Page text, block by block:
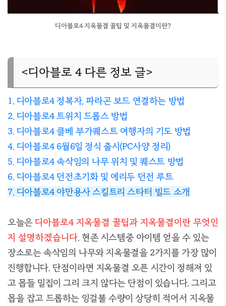
디아블로4 지옥물결 꿀팁 및 지옥물결이란?
<디아블로 4 다른 정보 글>
1. 디아블로4 정복자, 파라곤 보드 연결하는 방법
2. 디아블로4 트위치 드롭스 방법
3. 디아블로4 클베 부가퀘스트 여행자의 기도 방법
4. 디아블로4 6월6일 정식 출시(PC사양 정리)
5. 디아블로4 속삭임의 나무 위치 및 퀘스트 방법
6. 디아블로4 던전초기화 및 에리두 던전 루트
7. 디아블로4 야만용사 스킬트리 스타터 빌드 소개
오늘은 디아블로4 지옥물결 꿀팁과 지옥물결이란 무엇인
지 설명하겠습니다. 현존 시스템중 아이템 얻을 수 있는
장소로는 속삭임의 나무와 지옥물결을 2가지를 가장 많이
진행합니다. 단점이라면 지옥물결 오픈 시간이 정해져 있
고 몹들 밀집이 그리 크지 않다는 단점이 있습니다. 그리고
몹을 잡고 드롭하는 잉걸불 수량이 상당히 적어서 지옥물